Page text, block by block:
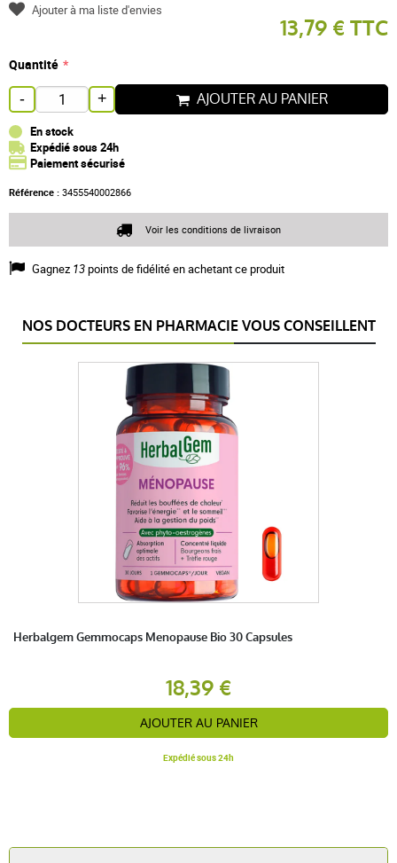
13,79 € TTC
Quantité
- + AJOUTER AU PANIER
En stock
Expédié sous 24h
Paiement sécurisé
Référence : 3455540002866
Gagnez 13points de fidélité en achetant ce produit
Ajouter à ma liste d'envies
Voir les conditions de livraison
NOS DOCTEURS EN PHARMACIE VOUS CONSEILLENT
Herbalgem Gemmocaps Menopause Bio 30 Capsules
18,39 €
AJOUTER AU PANIER
Expédié sous 24h